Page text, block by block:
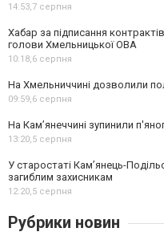
14:53,7 серпня
Хабар за підписання
голови Хмельницької ОВА
10:18,6 серпня
На Хмельниччині дозволили
09:59,6 серпня
На Камʼянеччині зупинили
13:20,5 серпня
У старостаті Кам’янець-
загиблим захисникам
12:20,5 серпня
Рубрики новин